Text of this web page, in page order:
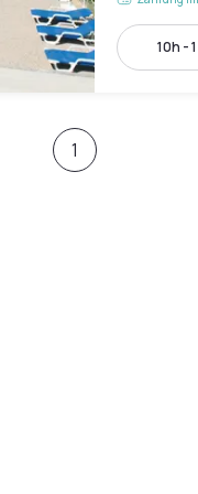
10h -
1